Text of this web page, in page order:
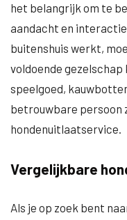
het belangrijk om te
aandacht en interactie
buitenshuis werkt,
voldoende
speelgoed,
betrouwbare persoon
hondenuitlaatservice.
Vergelijkbare
Als je op zoek bent